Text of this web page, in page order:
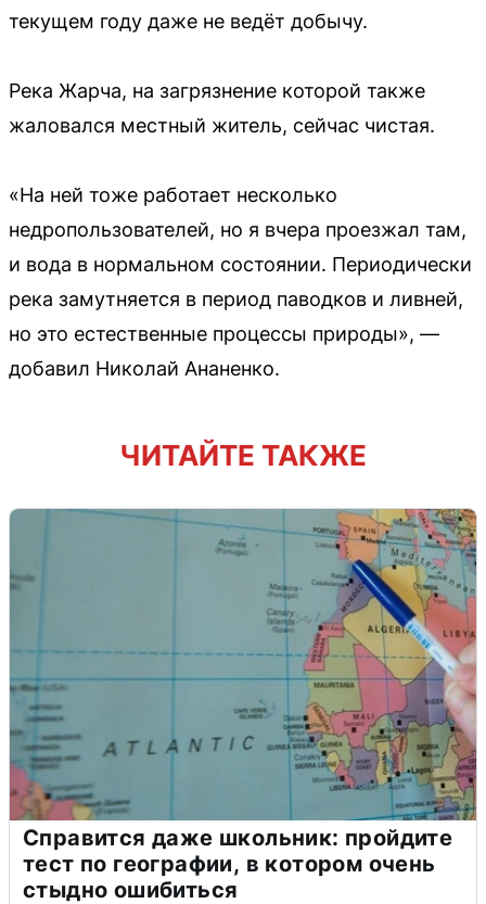
текущем году даже не ведёт добычу.
Река Жарча, на загрязнение которой также
жаловался местный житель, сейчас чистая.
«На ней тоже работает несколько
недропользователей, но я вчера проезжал там,
и вода в нормальном состоянии. Периодически
река замутняется в период паводков и ливней,
но это естественные процессы природы», —
добавил Николай Ананенко.
ЧИТАЙТЕ ТАКЖЕ
Справится даже школьник: пройдите
тест по географии, в котором очень
стыдно ошибиться